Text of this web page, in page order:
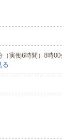
実働6時間）8時
る